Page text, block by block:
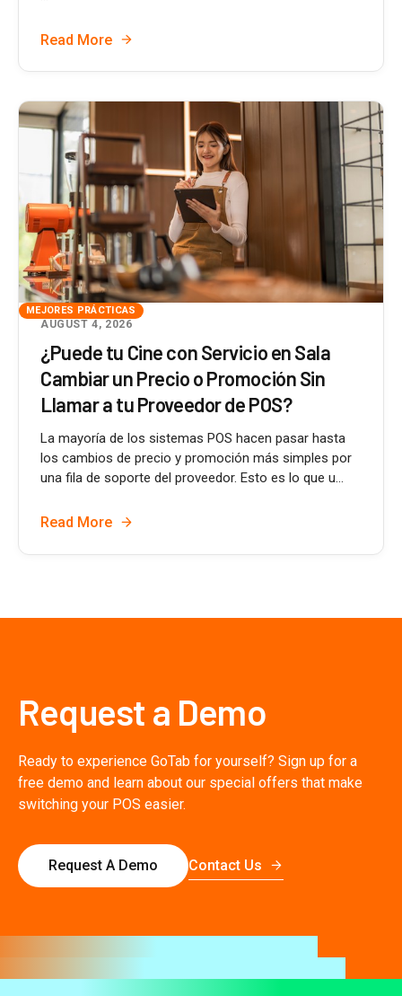
Read More
MEJORES PRÁCTICAS
AUGUST 4, 2026
¿Puede tu Cine con Servicio en Sala
Cambiar un Precio o Promoción Sin
Llamar a tu Proveedor de POS?
La mayoría de los sistemas POS hacen pasar hasta
los cambios de precio y promoción más simples por
una fila de soporte del proveedor. Esto es lo que u...
Read More
Request a Demo
Ready to experience GoTab for yourself? Sign up for a
free demo and learn about our special offers that make
switching your POS easier.
Request A Demo Contact Us